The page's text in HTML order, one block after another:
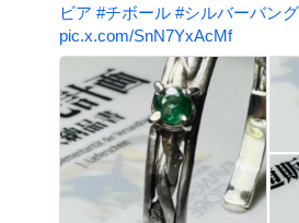
ビア #チボール #シルバーバン
pic.x.com/SnN7YxAcMf